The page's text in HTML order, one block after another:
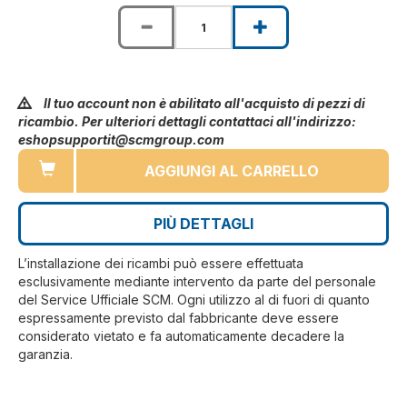
Il tuo account non è abilitato all'acquisto di pezzi di
ricambio. Per ulteriori dettagli contattaci all'indirizzo:
eshopsupportit@scmgroup.com
AGGIUNGI AL CARRELLO
PIÙ DETTAGLI
L’installazione dei ricambi può essere effettuata
esclusivamente mediante intervento da parte del personale
del Service Ufficiale SCM. Ogni utilizzo al di fuori di quanto
espressamente previsto dal fabbricante deve essere
considerato vietato e fa automaticamente decadere la
garanzia.